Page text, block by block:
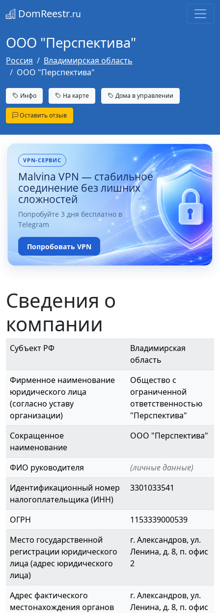
DomReestr.ru
ООО "Перспектива"
Россия
Владимирская область
ООО "Перспектива"
Инфо На карте Дома в управлении
Оставить отзыв
VPN-СЕРВИС
Malvina VPN — стабильное
соединение без лишних
сложностей
Попробуйте 3 дня бесплатно в
Telegram
Попробовать VPN
Сведения о
компании
Субъект РФ
Владимирская
область
Фирменное наименование
юридического лица
(согласно уставу
организации)
Общество с
ограниченной
ответственностью
"Перспектива"
Сокращенное
наименование
ООО "Перспектива"
ФИО руководителя
(личные данные)
Идентификационный номер
налогоплательщика (ИНН)
3301033541
ОГРН
1153339000539
Место государственной
регистрации юридического
лица (адрес юридического
лица)
г. Александров, ул.
Ленина, д. 8, п. офис
2
Адрес фактического
местонахождения органов
г. Александров, ул.
Ленина, д. 8, п. офис